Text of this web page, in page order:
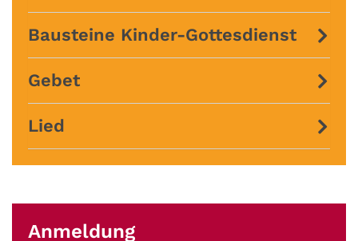
Bausteine Kinder-Gottesdienst
Gebet
Lied
Anmeldung